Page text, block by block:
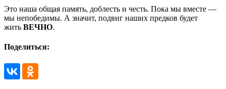
Это наша общая память, доблесть и честь. Пока мы вместе —
мы непобедимы. А значит, подвиг наших предков будет
жить ВЕЧНО.
Поделиться: